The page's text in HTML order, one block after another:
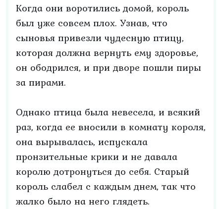
Когда они воротились домой, король
был уже совсем плох. Узнав, что
сыновья привезли чудесную птицу,
которая должна вернуть ему здоровье,
он ободрился, и при дворе пошли пиры
за пирами.
Однако птица была невесела, и всякий
раз, когда ее вносили в комнату короля,
она вырывалась, испускала
пронзительные крики и не давала
королю дотронуться до себя. Старый
король слабел с каждым днем, так что
жалко было на него глядеть.